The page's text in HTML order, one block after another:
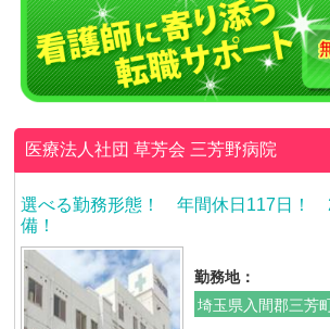
医療法人社団 草芳会 三芳野病院
選べる勤務形態！ 年間休日117日！
備！
勤務地：
埼玉県入間郡三芳